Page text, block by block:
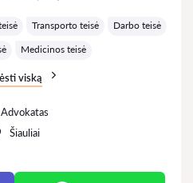
Transporto teisė
Darbo teisė
Medicinos teisė
viską
Advokatas
Šiauliai